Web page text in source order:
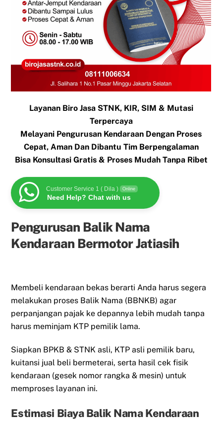
Layanan Biro Jasa STNK, KIR, SIM & Mutasi
Terpercaya
Melayani Pengurusan Kendaraan Dengan Proses
Cepat, Aman Dan Dibantu Tim Berpengalaman
Bisa Konsultasi Gratis & Proses Mudah Tanpa Ribet
Customer Service 1 ( Dila ) Online
Need Help? Chat with us
Pengurusan Balik Nama
Kendaraan Bermotor Jatiasih
Membeli kendaraan bekas berarti Anda harus segera
melakukan proses Balik Nama (BBNKB) agar
perpanjangan pajak ke depannya lebih mudah tanpa
harus meminjam KTP pemilik lama.
Siapkan BPKB & STNK asli, KTP asli pemilik baru,
kuitansi jual beli bermeterai, serta hasil cek fisik
kendaraan (gesek nomor rangka & mesin) untuk
memproses layanan ini.
Estimasi Biaya Balik Nama Kendaraan